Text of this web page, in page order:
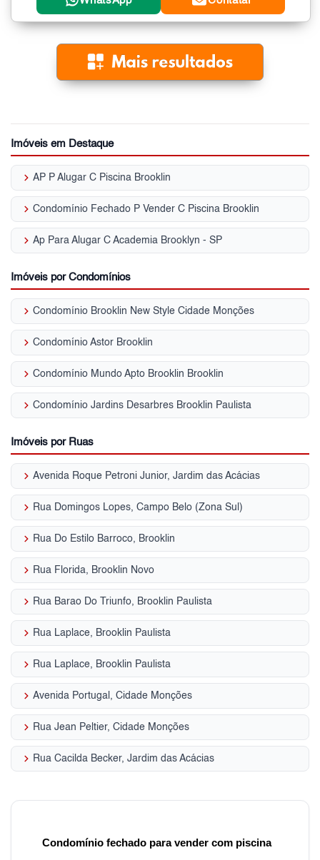
Imóveis em Destaque
keyboard_arrow_right AP P Alugar C Piscina Brooklin
keyboard_arrow_right Condomínio Fechado P Vender C Piscina Brooklin
keyboard_arrow_right Ap Para Alugar C Academia Brooklyn - SP
Imóveis por Condomínios
keyboard_arrow_right Condomínio Brooklin New Style Cidade Monções
keyboard_arrow_right Condomínio Astor Brooklin
keyboard_arrow_right Condomínio Mundo Apto Brooklin Brooklin
keyboard_arrow_right Condomínio Jardins Desarbres Brooklin Paulista
Imóveis por Ruas
keyboard_arrow_right Avenida Roque Petroni Junior, Jardim das Acácias
keyboard_arrow_right Rua Domingos Lopes, Campo Belo (Zona Sul)
keyboard_arrow_right Rua Do Estilo Barroco, Brooklin
keyboard_arrow_right Rua Florida, Brooklin Novo
keyboard_arrow_right Rua Barao Do Triunfo, Brooklin Paulista
keyboard_arrow_right Rua Laplace, Brooklin Paulista
keyboard_arrow_right Rua Laplace, Brooklin Paulista
keyboard_arrow_right Avenida Portugal, Cidade Monções
keyboard_arrow_right Rua Jean Peltier, Cidade Monções
keyboard_arrow_right Rua Cacilda Becker, Jardim das Acácias
Condomínio fechado para vender com piscina